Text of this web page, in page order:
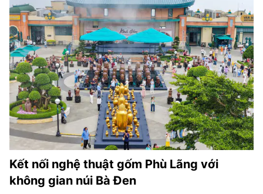
Kết nối nghệ thuật gốm Phù Lãng với
không gian núi Bà Đen